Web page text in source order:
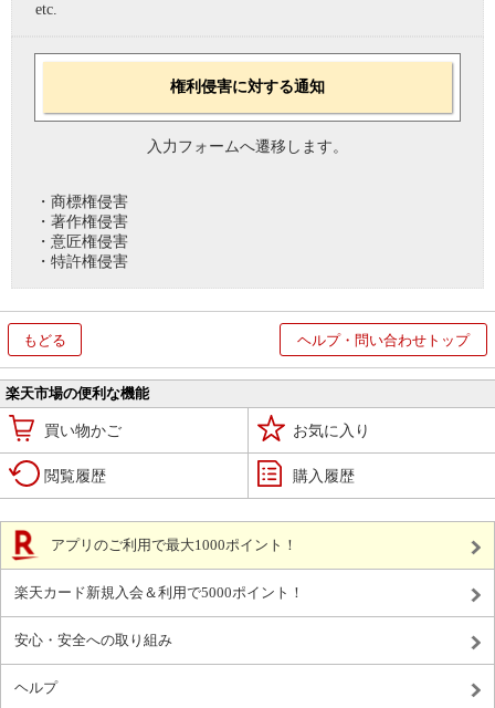
etc.
権利侵害に対する通知
入力フォームへ遷移します。
・商標権侵害
・著作権侵害
・意匠権侵害
・特許権侵害
もどる ヘルプ・問い合わせトップ
楽天市場の便利な機能
買い物かご お気に入り
閲覧履歴 購入履歴
アプリのご利用で最大1000ポイント！
楽天カード新規入会＆利用で5000ポイント！
安心・安全への取り組み
ヘルプ